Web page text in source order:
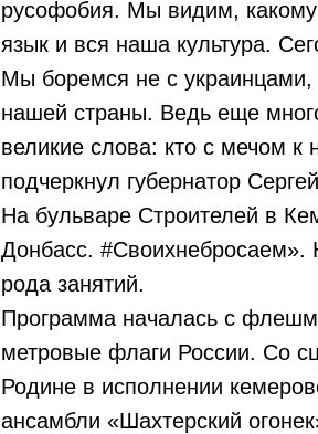
русофобия. Мы видим, какому
язык и вся наша культура.
Мы боремся не с
нашей страны. Ведь еще
великие слова: кто с мечом к
подчеркнул губернатор
На бульваре Строителей в
Донбасс. #Своихнебросаем».
рода занятий.
Программа началась с
метровые флаги России. Со
Родине в исполнении
ансамбли «Шахтерский